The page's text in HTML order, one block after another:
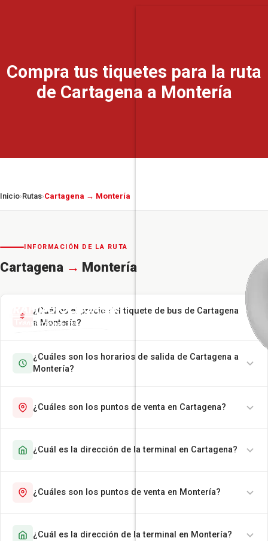
Compra tus tiquetes para la ruta
de Cartagena a Montería
Inicio›Rutas›Cartagena → Montería
INFORMACIÓN DE LA RUTA
Cartagena → Montería
¿Cuál es el precio del tiquete de bus de Cartagena
a Montería?
¿Cuáles son los horarios de salida de Cartagena a
Montería?
¿Cuáles son los puntos de venta en Cartagena?
¿Cuál es la dirección de la terminal en Cartagena?
¿Cuáles son los puntos de venta en Montería?
¿Cuál es la dirección de la terminal en Montería?